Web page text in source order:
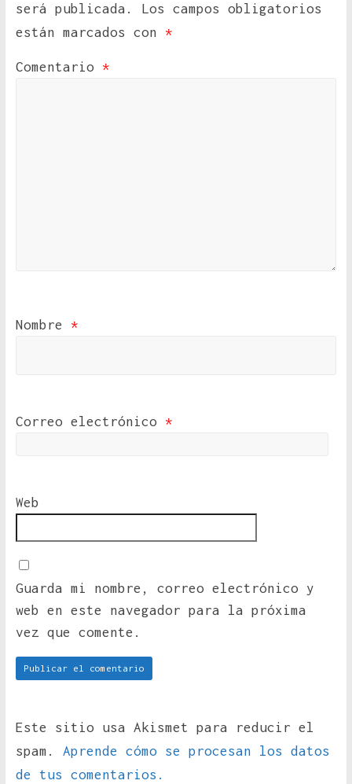
será publicada.
Los campos obligatorios
están marcados con *
Comentario *
Nombre *
Correo electrónico *
Web
Guarda mi nombre, correo electrónico y
web en este navegador para la próxima
vez que comente.
Este sitio usa Akismet para reducir el
spam. Aprende cómo se procesan los datos
de tus comentarios.